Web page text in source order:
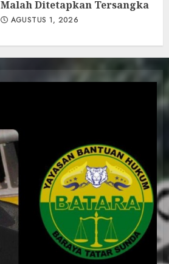
Malah Ditetapkan Tersangka
AGUSTUS 1, 2026